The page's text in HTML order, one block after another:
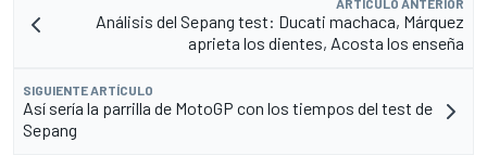
ARTÍCULO ANTERIOR
Análisis del Sepang test: Ducati machaca, Márquez
aprieta los dientes, Acosta los enseña
SIGUIENTE ARTÍCULO
Así sería la parrilla de MotoGP con los tiempos del test de
Sepang